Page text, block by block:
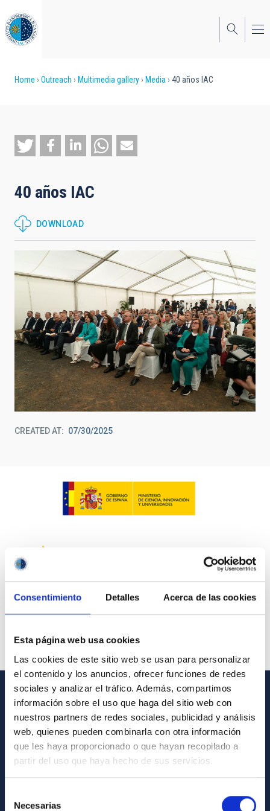
Consentimiento Detalles Acerca de las cookies
Esta página web usa cookies
Las cookies de este sitio web se usan para personalizar
el contenido y los anuncios, ofrecer funciones de redes
sociales y analizar el tráfico. Además, compartimos
información sobre el uso que haga del sitio web con
nuestros partners de redes sociales, publicidad y análisis
web, quienes pueden combinarla con otra información
que les haya proporcionado o que hayan recopilado a
partir del uso que haya hecho de sus servicios.
Necesarias
to
main
content
Breadcrumb
Home Outreach Multimedia gallery Media 40 años IAC
40 años IAC
DOWNLOAD
CREATED AT 07/30/2025
GENERAL INFORMATION
Contact
How to get to the IAC